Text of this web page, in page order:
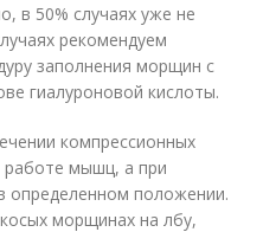
в 50% случаях уже не
рекомендуем
заполнения морщин с
гиалуроновой кислоты.
компрессионных
мышц, а при
определенном положении.
морщинах на лбу,